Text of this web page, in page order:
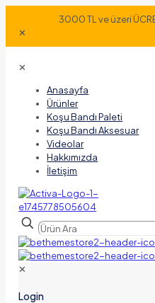
3000 TL ve üzeri
✕
✕
Anasayfa
Ürünler
Koşu Bandı Paleti
Koşu Bandı Aksesuar
Videolar
Hakkımızda
İletişim
✕
Login